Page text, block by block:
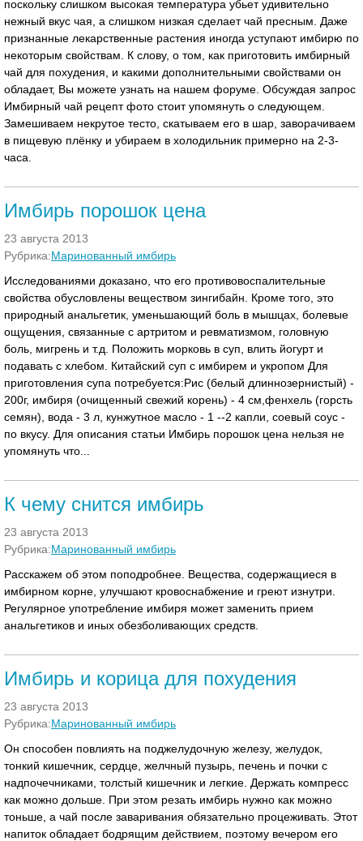
поскольку слишком высокая температура убьет удивительно
нежный вкус чая, а слишком низкая сделает чай пресным. Даже
признанные лекарственные растения иногда уступают имбирю по
некоторым свойствам. К слову, о том, как приготовить имбирный
чай для похудения, и какими дополнительными свойствами он
обладает, Вы можете узнать на нашем форуме. Обсуждая запрос
Имбирный чай рецепт фото стоит упомянуть о следующем.
Замешиваем некрутое тесто, скатываем его в шар, заворачиваем
в пищевую плёнку и убираем в холодильник примерно на 2-3-
часа.
Имбирь порошок цена
23 августа 2013
Рубрика:Маринованный имбирь
Исследованиями доказано, что его противовоспалительные
свойства обусловлены веществом зингибайн. Кроме того, это
природный анальгетик, уменьшающий боль в мышцах, болевые
ощущения, связанные с артритом и ревматизмом, головную
боль, мигрень и т.д. Положить морковь в суп, влить йогурт и
подавать с хлебом. Китайский суп с имбирем и укропом Для
приготовления супа потребуется:Рис (белый длиннозернистый) -
200г, имбиря (очищенный свежий корень) - 4 см,фенхель (горсть
семян), вода - 3 л, кунжутное масло - 1 --2 капли, соевый соус -
по вкусу. Для описания статьи Имбирь порошок цена нельзя не
упомянуть что...
К чему снится имбирь
23 августа 2013
Рубрика:Маринованный имбирь
Расскажем об этом поподробнее. Вещества, содержащиеся в
имбирном корне, улучшают кровоснабжение и греют изнутри.
Регулярное употребление имбиря может заменить прием
анальгетиков и иных обезболивающих средств.
Имбирь и корица для похудения
23 августа 2013
Рубрика:Маринованный имбирь
Он способен повлиять на поджелудочную железу, желудок,
тонкий кишечник, сердце, желчный пузырь, печень и почки с
надпочечниками, толстый кишечник и легкие. Держать компресс
как можно дольше. При этом резать имбирь нужно как можно
тоньше, а чай после заваривания обязательно процеживать. Этот
напиток обладает бодрящим действием, поэтому вечером его